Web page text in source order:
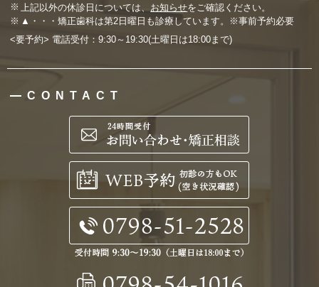
上記以外の休診日については、 お知らせをご確認ください。
▲・・・矯正歯科は第2日曜日も診療しています。※事前予約必要
<要予約> 電話受付：9:30～19:30(土曜日は18:00まで)
CONTACT